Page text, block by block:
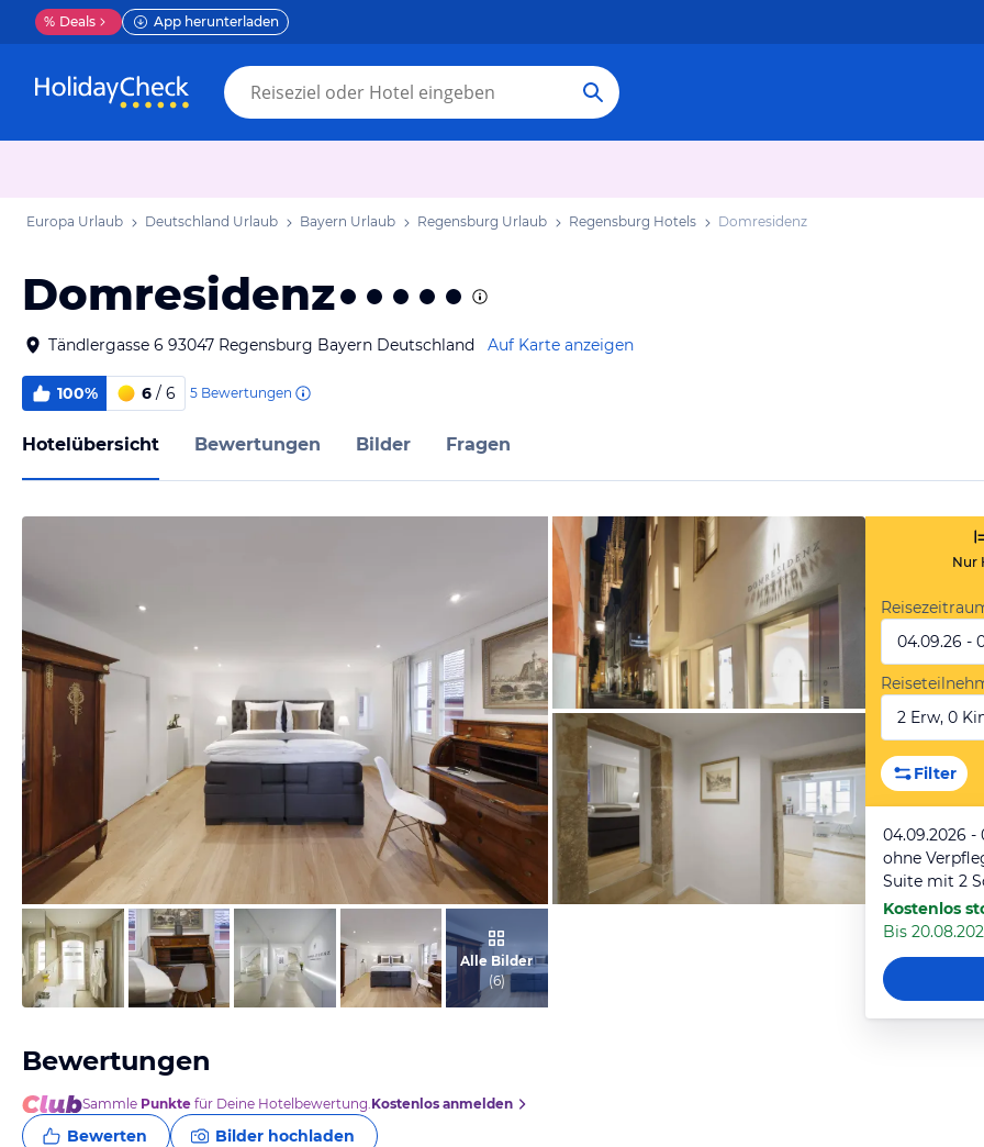
% Deals App herunterladen
Europa Urlaub Deutschland Urlaub Bayern Urlaub Regensburg Urlaub Regensburg Hotels Domresidenz
Domresidenz
Tändlergasse 6 93047 Regensburg Bayern Deutschland Auf Karte anzeigen
100% 6 / 6 5 Bewertungen
Hotelübersicht Bewertungen Bilder Fragen
vom Hotelier, Juli 2016
vom Hotelier, Juli 2016
Alle Bilder
(6)
Nur
04.09.26 -
2 Erw, 0
Filter
04.09.2026 -
ohne
Suite mit 2
Kostenlos
Bis
Bewertungen
Sammle Punkte für Deine Hotelbewertung.Kostenlos anmelden
Bewerten Bilder hochladen